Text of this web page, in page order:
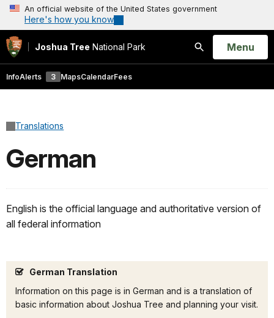
An official website of the United States government
Here's how you know
Joshua Tree National Park
Search
Open
Menu
InfoAlerts 3 MapsCalendarFees
Translations
German
English is the official language and authoritative version of
all federal information
German Translation
Information on this page is in German and is a translation of
basic information about Joshua Tree and planning your visit.